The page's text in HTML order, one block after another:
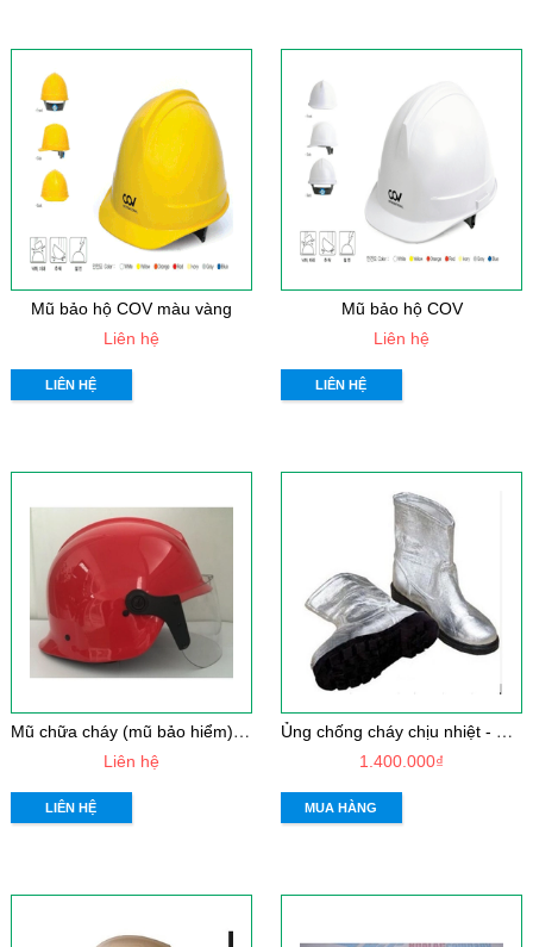
Mũ bảo hộ COV màu vàng
Liên hệ
LIÊN HỆ
Mũ bảo hộ COV
Liên hệ
LIÊN HỆ
M
ũ chữa cháy (mũ bảo hiểm) thông tư 48
Liên hệ
LIÊN HỆ
Ủ
ng chống cháy chịu nhiệt - Vải Dickson PTL ( Đế cao su cách nhiệt , mũi thép bao vải tráng nhôm)
1.400.000₫
MUA HÀNG